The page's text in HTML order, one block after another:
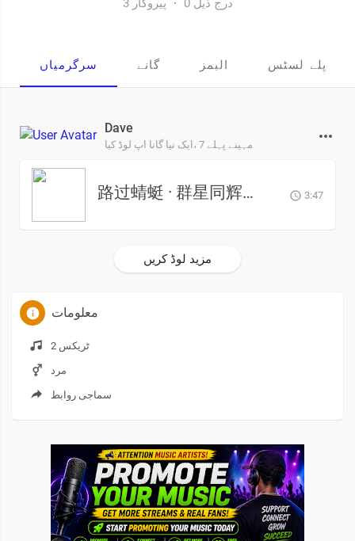
3 پیروکار · 0 درج ذیل
سرگرمیاں گانے البمز پلے لسٹس
Dave
ایک نیا گانا اپ لوڈ کیا، 7 مہینے پہلے
路过蜻蜓 · 群星同辉 1 3:47
مزید لوڈ کریں
معلومات
2 ٹریکس
مرد
سماجی روابط